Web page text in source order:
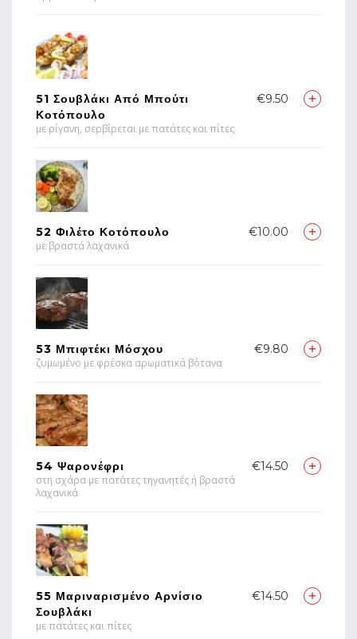
51 Σουβλάκι Από Μπούτι
Κοτόπουλο
με ρίγανη, σερβίρεται με πατάτες και πίτες
€9.50
52 Φιλέτο Κοτόπουλο
με βραστά λαχανικά
€10.00
53 Μπιφτέκι Μόσχου
ζυμωμένο με φρέσκα αρωματικά βότανα
€9.80
54 Ψαρονέφρι
στη σχάρα με πατάτες τηγανητές ή βραστά
λαχανικά
€14.50
55 Μαριναρισμένο Αρνίσιο
Σουβλάκι
με πατάτες και πίτες
€14.50